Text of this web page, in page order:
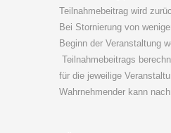
Teilnahmebeitrag wird
Bei Stornierung von
Beginn der Veranstaltung
Teilnahmebeitrags
für die jeweilige
Wahrnehmender kann